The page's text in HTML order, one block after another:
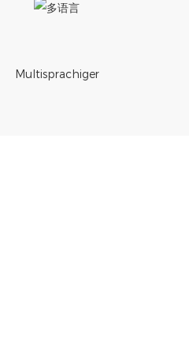
Multisprachiger